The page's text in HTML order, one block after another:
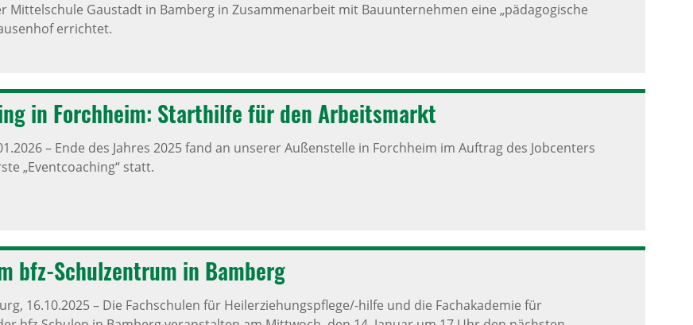
Mittelschule Gaustadt in Bamberg in Zusammenarbeit mit Bauunternehmen eine „pädagogische
errichtet.
in Forch­heim: Start­hilfe für den Arbeits­markt
–Ende des Jahres 2025 fand an unserer Außenstelle in Forchheim im Auftrag des Jobcenters
„Eventcoaching“ statt.
bfz-Schul­zen­trum in Bamberg
16.10.2025–Die Fachschulen für Heilerziehungspflege/-hilfe und die Fachakademie für